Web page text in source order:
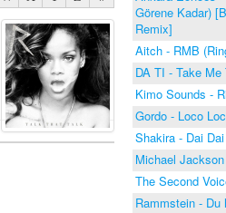
Görene Kadar)
Remix]
Aitch - RMB
DA TI - Take Me
Kimo Sounds -
Gordo - Loco
Shakira - Dai Dai
Michael
The Second
Rammstein - Du